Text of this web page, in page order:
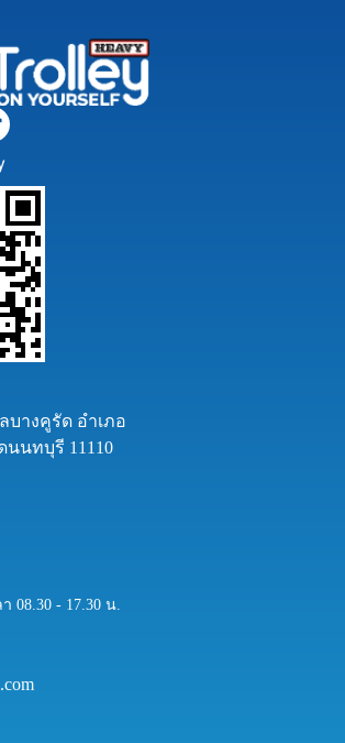
บางคูรัด อำเภอ
นนทบุรี 11110
08.30 - 17.30 น.